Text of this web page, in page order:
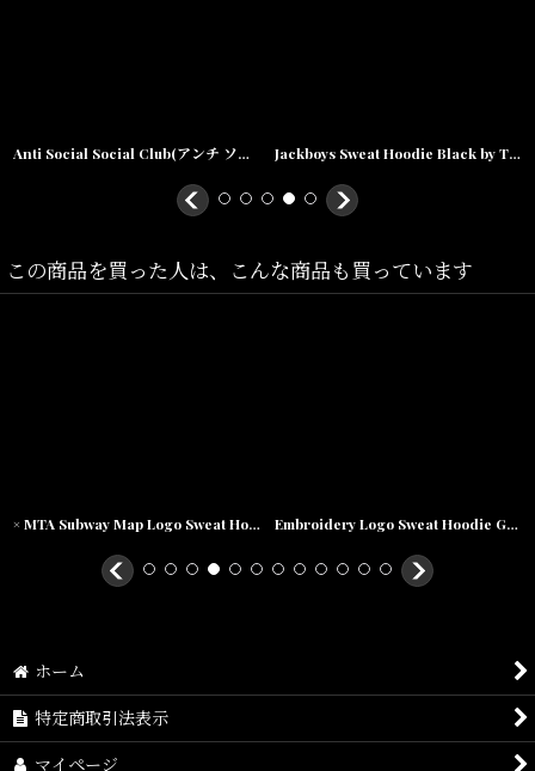
素材/Cotton Anti Social Social Club(アンチ ソーシャル ソーシャル クラブ)KKOCH Crew Neck Sweat White Logo ロゴ クルーネック スウェット Jackboys Sweat Hoodie Black by Travis Scott
この商品を買った人は、こんな商品も買っています
× MTA Subway Map Logo Sweat Hoodie プルオーバー パーカー メトロ エムティーエー スウェット フーディー Embroidery Logo Sweat Hoodie Green スウェット フーディー パーカー
ホーム
特定商取引法表示
マイページ